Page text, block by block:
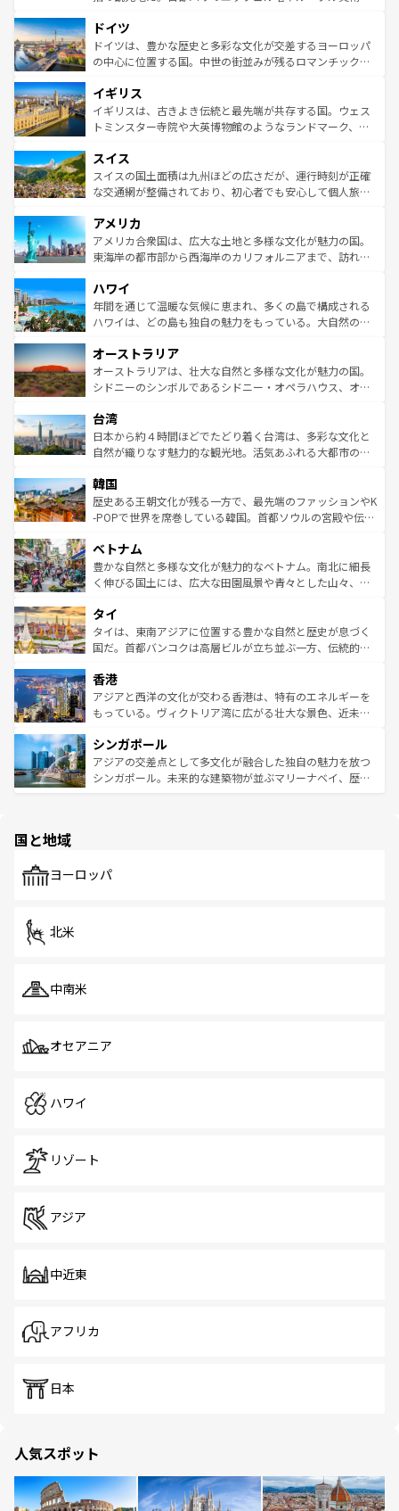
せる。地方によって風土や気候が異なるスペインはその個
性で訪れる人を魅了する。 なお、新着のスペイン情報は コ
ンテンツ一覧を参照してほしい。
で、幅広い魅力が詰まっている。華麗な宮殿、歴史的な大
聖堂、美しいビーチ、そして豊かな自然が、訪れる者を心
から魅了する。また、フランスは美食の国としても知ら
いる。シャンパンの発祥地であるランス、プロヴァンスの
香り高いラベンダー畑など、多彩な楽しみ方が可能だ。さ
らに、パリ以外の地域にも魅力が溢れており、どの街角に
れる地方に足を運ぶとそれぞれで全く異なる文化を体験で
きるだろう。 なお、新着のフランス情報はコンテンツ一覧
を参照してほしい。
ドイツ
ドイツは、豊かな歴史と多彩な文化が交差するヨーロッパ
の中心に位置する国。中世の街並みが残るロマンチック街
顔を持つこの国は、どこを歩いても飽きることがない。ベ
ルリンの文化的活気、バイエルン州のアルプスの絶景、そ
してライン川沿いのワイン畑といった風景は必見。ビール
は、お酒好きな人にはぜひ体験してほしい。 なお、新着の
ドイツ情報はコンテンツ一覧を参照してほしい。
イギリス
イギリスは、古きよき伝統と最先端が共存する国。ウェス
トミンスター寺院や大英博物館のようなランドマーク、歴
リアごとに異なる魅力がある。また、優雅なアフタヌーン
ティー、ビール好きにはたまらない英国パブ、サッカー観
戦など、本場だからこそできる体験も豊富。イギリスを旅
ンツ一覧を参照してほしい。
スイス
スイスの国土面積は九州ほどの広さだが、運行時刻が正確
な交通網が整備されており、初心者でも安心して個人旅行
の建物がそのまま残る町や、スイスならではのユニークな
博物館もあり、アルプス観光だけでなく町歩きも満喫する
ことができる。国民の所得が高いため物価も高いが、旅行
ば市内交通費無料で観光を楽しむこともできる。 なお、新
着のスイス情報はコンテンツ一覧 を参照してほしい。
アメリカ
アメリカ合衆国は、広大な土地と多様な文化が魅力の国。
東海岸の都市部から西海岸のカリフォルニアまで、訪れる
のような巨大都市は、観光、ショッピング、エンターテイ
ンメントが詰まった刺激的なスポットだ。一方、アメリカ
西部には大自然が広がり、グランドキャニオンやイエロー
部のニューオーリンズでは、音楽と美食が融合した独特の
文化が魅力。旅行者はアメリカの各地域で異なる魅力を楽
しみながら、その多様性と豊かな歴史を感じることができ
ならではの贅沢な旅のスタイルだ。 なお、新着のアメリカ
情報はコンテンツ一覧を参照してほしい。
ハワイ
年間を通じて温暖な気候に恵まれ、多くの島で構成される
ハワイは、どの島も独自の魅力をもっている。大自然の神
ワイ島は見逃せない。また、定番の観光地といえばオアフ
島だが、静かな自然を求めるならマウイ島やカウアイ島が
おすすめ。エメラルドグリーンに輝く海をはじめ、豊かな
れるおもてなしの心で訪れる人々を迎えてくれるハワイの
人々、おいしいローカルフードやハワイアンミュージッ
ク、伝統的なフラダンスなど、すべてがハワイの魅力を彩
ワイを、存分に味わってほしい。 なお、新着のハワイ情報
はコンテンツ一覧を参照してほしい。
オーストラリア
オーストラリアは、壮大な自然と多様な文化が魅力の国。
シドニーのシンボルであるシドニー・オペラハウス、オー
リアリーフや大陸中央部にそびえるウルル（エアーズロッ
ク）、タスマニアの美しい原生林やケアンズの熱帯雨林な
ど、見どころがたくさん。また、カフェやワイン、オージ
いる。アクティビティも充実しており、サーフィンやダイ
ビング、ハイキングなど、アウトドア好きにはたまらな
い。オーストラリアの多彩な魅力を存分に味わいつくそ
参照してほしい。
台湾
日本から約４時間ほどでたどり着く台湾は、多彩な文化と
自然が織りなす魅力的な観光地。活気あふれる大都市の台
ン）、静ひつな山岳地帯である台湾東部など、都市の喧騒
と山間の静けさが共存しており、訪れる人に新しい発見と
驚きをもたらしてくれる。また、奥深い台湾の食文化も魅
容にもいいと評判のスイーツなど、バラエティ豊かな料理
が味わえる。 なお、新着の台湾情報は コンテンツ一覧を参
照してほしい。
韓国
歴史ある王朝文化が残る一方で、最先端のファッションやK
-POPで世界を席巻している韓国。首都ソウルの宮殿や伝統
き、地方に足を延ばせば四季折々の自然美を楽しむことが
できる。そして、キムチや焼肉、絶品のストリートフード
まで、さまざまな韓国料理が待っている。夜には、韓国な
リティに包まれながら、韓国の多彩な魅力を心ゆくまで味
わってみてほしい。 なお、新着の韓国情報はコンテンツ一
覧を参照してほしい。
ベトナム
豊かな自然と多様な文化が魅力的なベトナム。南北に細長
く伸びる国土には、広大な田園風景や青々とした山々、世
急速な発展と共に伝統が息づく。ハノイの古い町並みやホ
ーチミン市のフランス統治時代の建物も、独特の雰囲気を
醸し出している。また、バラエティの豊かさとおいしさで
とつ。フォーやバインミー、ベトナムコーヒーなどは、ぜ
ひ現地で味わいたい。どの地域を訪れてもあたたかい人々
が旅行者を迎えてくれるので、きっと忘れられない旅にな
参照してほしい。
タイ
タイは、東南アジアに位置する豊かな自然と歴史が息づく
国だ。首都バンコクは高層ビルが立ち並ぶ一方、伝統的な
の活気が交差している。北部ではチェンマイなどの山岳地
帯で自然と触れ合い、南部ではプーケットやクラビの美し
いビーチでリゾート気分を楽しむことができる。タイ料理
激する。気候は一年中温暖で、どの季節にも異なる楽しみ
が待っている。親しみやすいタイの人々、仏教を中心とし
た文化、そして多様な観光資源が、訪れる旅人を魅了し続
香港
アジアと西洋の文化が交わる香港は、特有のエネルギーを
もっている。ヴィクトリア湾に広がる壮大な景色、近未来
み、どこを訪れても感動するはず。観光スポットが密集し
ており、効率よく見どころを回れるのも魅力。息をのむよ
うな絶景から文化的な体験まで、香港を存分に楽しみ尽く
シンガポール
アジアの交差点として多文化が融合した独自の魅力を放つ
シンガポール。未来的な建築物が並ぶマリーナベイ、歴史
で、ホーカーズは地元の風情を楽しめる外せないスポット
国と地域
ヨーロッパ
北米
中南米
オセアニア
ハワイ
リゾート
アジア
中近東
アフリカ
日本
人気スポット